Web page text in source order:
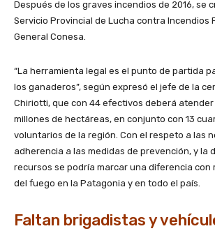
Después de los graves incendios de 2016, se
Servicio Provincial de Lucha contra Incendios
General Conesa.
“La herramienta legal es el punto de partida
los ganaderos”, según expresó el jefe de la
Chiriotti, que con 44 efectivos deberá
millones de hectáreas, en conjunto con 13
voluntarios de la región. Con el respeto a las
adherencia a las medidas de prevención, y la
recursos se podría marcar una diferencia con
del fuego en la Patagonia y en todo el país.
Faltan brigadistas y